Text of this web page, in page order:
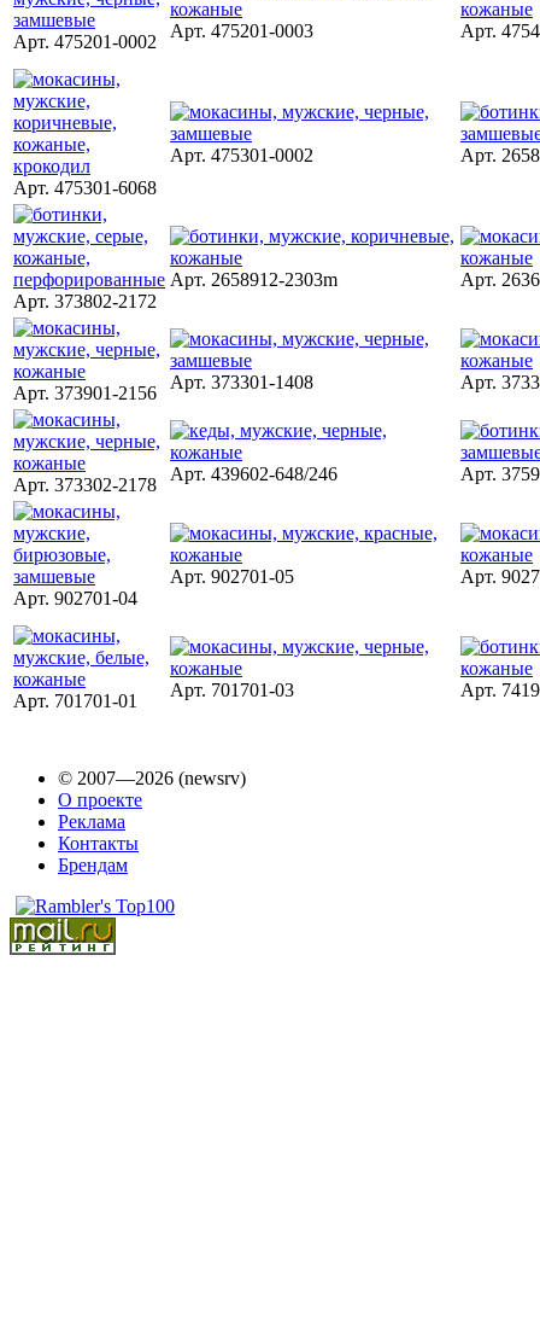
Арт. 475201-0002
Арт. 475201-0003 Арт.
Арт. 475301-6068
Арт. 475301-0002 Арт.
Арт. 373802-2172
Арт. 2658912-2303m Арт.
Арт. 373901-2156
Арт. 373301-1408 Арт.
Арт. 373302-2178
Арт. 439602-648/246 Арт.
Арт. 902701-04
Арт. 902701-05 Арт.
Арт. 701701-01
Арт. 701701-03 Арт.
© 2007—2026 (newsrv)
О проекте
Реклама
Контакты
Брендам